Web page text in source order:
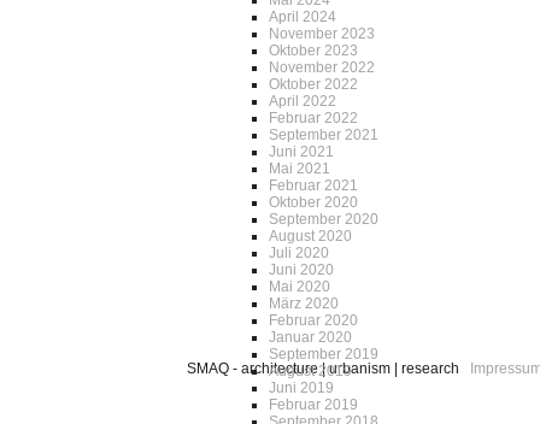
April 2024
November 2023
Oktober 2023
November 2022
Oktober 2022
April 2022
Februar 2022
September 2021
Juni 2021
Mai 2021
Februar 2021
Oktober 2020
September 2020
August 2020
Juli 2020
Juni 2020
Mai 2020
März 2020
Februar 2020
Januar 2020
September 2019
August 2019
Juni 2019
Februar 2019
SMAQ - architecture | urbanism | research